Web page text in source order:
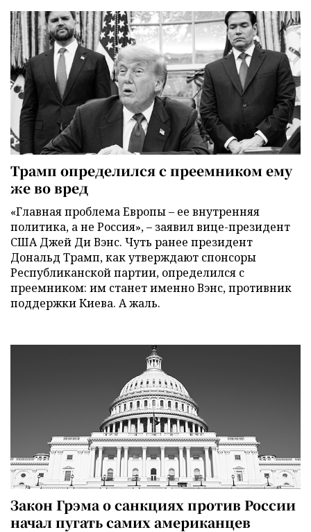
Трамп определился с преемником ему
же во вред
«Главная проблема Европы – ее внутренняя
политика, а не Россия», – заявил вице-президент
США Джей Ди Вэнс. Чуть ранее президент
Дональд Трамп, как утверждают спонсоры
Республиканской партии, определился с
преемником: им станет именно Вэнс, противник
поддержки Киева. А жаль.
Закон Грэма о санкциях против России
начал пугать самих американцев